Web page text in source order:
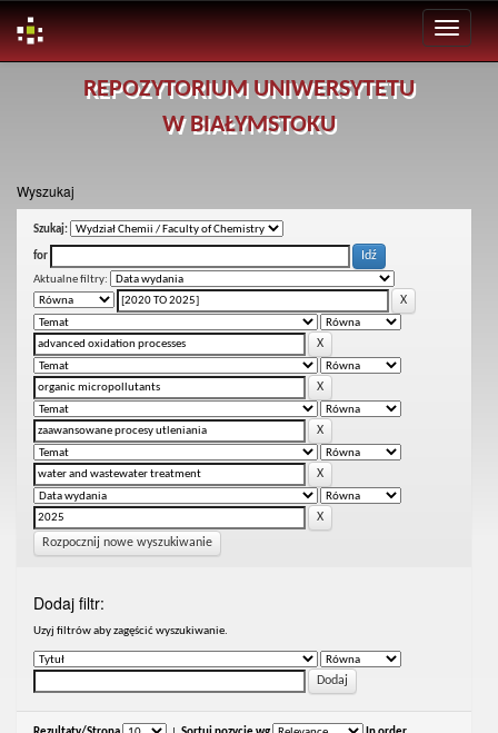
REPOZYTORIUM UNIWERSYTETU
W BIAŁYMSTOKU
Wyszukaj
Szukaj:
for
Aktualne filtry:
Rozpocznij nowe wyszukiwanie
Dodaj filtr:
Uzyj filtrów aby zagęścić wyszukiwanie.